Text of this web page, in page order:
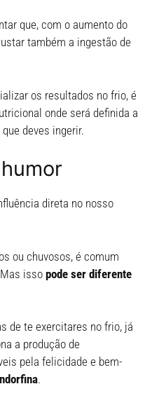
que, com o aumento do
também a ingestão de
os resultados no frio, é
onde será definida a
deves ingerir.
direta no nosso
ou chuvosos, é comum
isso pode ser diferente
de te exercitares no frio, já
a produção de
pela felicidade e bem-
.